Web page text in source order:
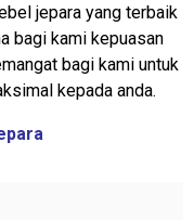
jepara yang terbaik
bagi kami kepuasan
bagi kami untuk
kepada anda.